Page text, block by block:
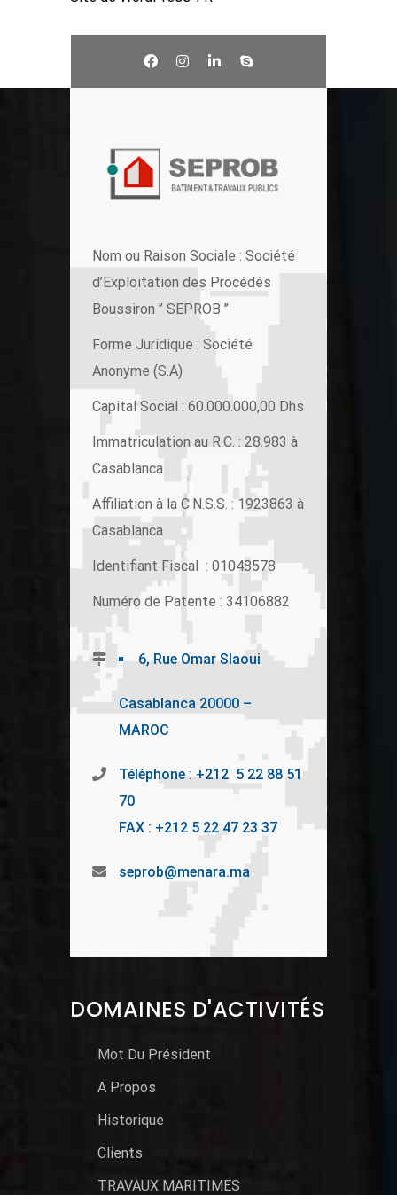
Nom ou Raison Sociale : Société
d’Exploitation des Procédés
Boussiron ’’ SEPROB ’’
Forme Juridique : Société
Anonyme (S.A)
Capital Social : 60.000.000,00 Dhs
Immatriculation au R.C. : 28.983 à
Casablanca
Affiliation à la C.N.S.S. : 1923863 à
Casablanca
Identifiant Fiscal : 01048578
Numéro de Patente : 34106882
6, Rue Omar Slaoui
Casablanca 20000 –
MAROC
Téléphone : +212 5 22 88 51
70
FAX : +212 5 22 47 23 37
seprob@menara.ma
DOMAINES D'ACTIVITÉS
Mot Du Président
A Propos
Historique
Clients
TRAVAUX MARITIMES